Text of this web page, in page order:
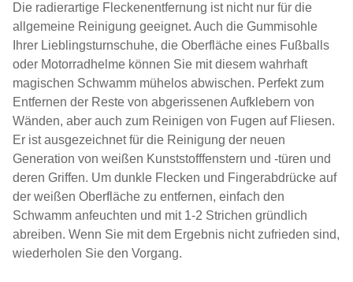
Die radierartige Fleckenentfernung ist nicht nur für die
allgemeine Reinigung geeignet. Auch die Gummisohle
Ihrer Lieblingsturnschuhe, die Oberfläche eines Fußballs
oder Motorradhelme können Sie mit diesem wahrhaft
magischen Schwamm mühelos abwischen. Perfekt zum
Entfernen der Reste von abgerissenen Aufklebern von
Wänden, aber auch zum Reinigen von Fugen auf Fliesen.
Er ist ausgezeichnet für die Reinigung der neuen
Generation von weißen Kunststofffenstern und -türen und
deren Griffen. Um dunkle Flecken und Fingerabdrücke auf
der weißen Oberfläche zu entfernen, einfach den
Schwamm anfeuchten und mit 1-2 Strichen gründlich
abreiben. Wenn Sie mit dem Ergebnis nicht zufrieden sind,
wiederholen Sie den Vorgang.